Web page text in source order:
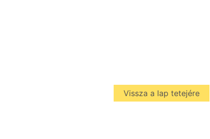
Vissza a lap tetejére